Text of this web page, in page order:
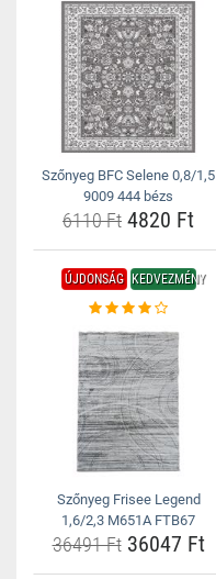
Szőnyeg BFC Selene 0,8/1,5
9009 444 bézs
6110 Ft 4820 Ft
ÚJDONSÁG KEDVEZMÉNY
Szőnyeg Frisee Legend
1,6/2,3 M651A FTB67
36491 Ft36047 Ft